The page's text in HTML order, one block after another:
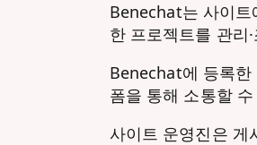
Benechat는 사이트
한 프로젝트를 관리
Benechat에 등록한
폼을 통해 소통할
사이트 운영진은 게